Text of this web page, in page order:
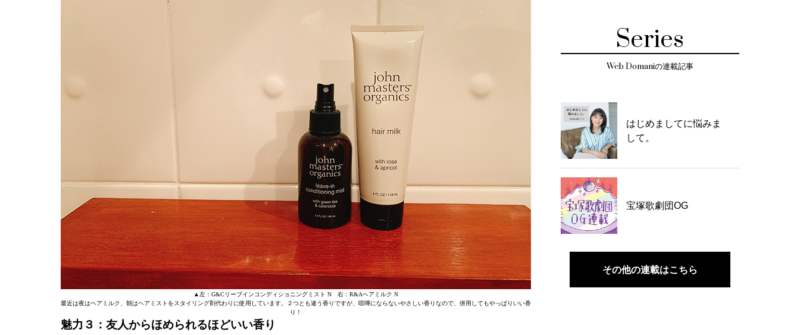
▲左：G&Cリーブインコンディショニングミスト N 右：R&Aヘアミルク N
最近は夜はヘアミルク、朝はヘアミストをスタイリング剤代わりに使用しています。２つとも違う香りですが、喧嘩にならないやさしい香りなので、併用してもやっぱりいい香
り！
魅力３：友人からほめられるほどいい香り
Series
Web Domaniの連載記事
はじめましてに悩みま
して。
宝塚歌劇団OG
その他の連載はこちら